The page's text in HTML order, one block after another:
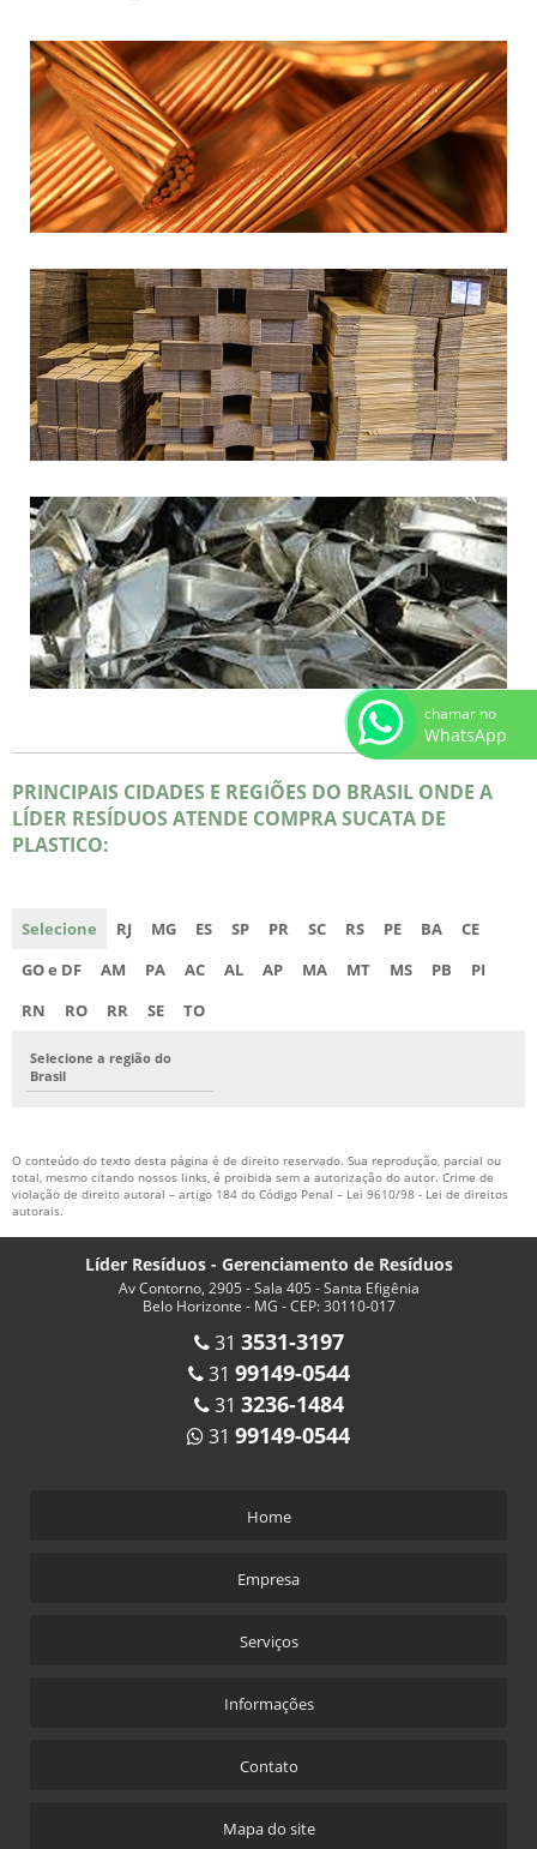
PRINCIPAIS CIDADES E REGIÕES DO BRASIL ONDE A
LÍDER RESÍDUOS ATENDE COMPRA SUCATA DE
PLASTICO:
Selecione RJ MG ES SP PR SC RS PE BA
CE
GO e DF
AM PA AC AL AP MA MT MS PB
PI
RN
RO RR SE TO
Selecione a região do
Brasil
O conteúdo do texto desta página é de direito reservado. Sua reprodução, parcial ou
total, mesmo citando nossos links, é proibida sem a autorização do autor. Crime de
violação de direito autoral – artigo 184 do Código Penal – Lei 9610/98 - Lei de direitos
autorais.
Líder Resíduos - Gerenciamento de Resíduos
Av Contorno, 2905 - Sala 405 - Santa Efigênia
Belo Horizonte - MG - CEP: 30110-017
31 3531-3197
31 99149-0544
31 3236-1484
31 99149-0544
Home
Empresa
Serviços
Informações
Contato
Mapa do site
chamar no
WhatsApp